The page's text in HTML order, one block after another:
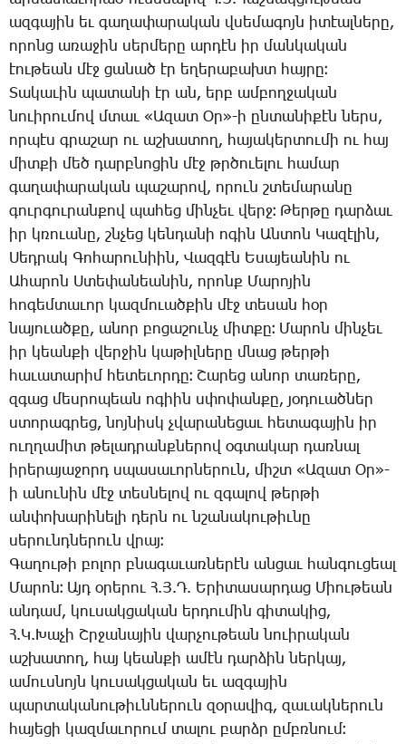
ազ­գա­յին եւ գա­ղա­փա­րա­կան վսե­մա­գոյն ի­տէալ­նե­րը,
ո­րոնց ա­ռա­ջին սեր­մե­րը ար­դէն իր ման­կա­կան
էու­թեան մէջ ցա­նած էր ե­ղե­րա­բախտ հայ­րը։
­Տա­կա­ւին պա­տա­նի էր ան, երբ ամ­բող­ջա­կան
նո­ւի­րու­մով մտաւ «Ա­զատ Օր»-ի ըն­տա­նի­քէն ներս,
որ­պէս գրա­շար ու աշ­խա­տող, հա­յա­կեր­տու­մի ու հայ
միտ­քի մեծ դարբ­նո­ցին մէջ թրծո­ւե­լու հա­մար
գա­ղա­փա­րա­կան պա­շա­րով, ո­րուն շտե­մա­րա­նը
գուր­գու­րան­քով պա­հեց մին­չեւ վերջ։ ­Թեր­թը դար­ձաւ
իր կռո­ւա­նը, շնչեց կեն­դա­նի ո­գին Ան­տոն ­Կա­զէ­լին,
­Սեդ­րակ ­Գո­հա­րու­նիին, ­Վազ­գէն Ե­սա­յեա­նին ու
Ա­հա­րոն Ս­տե­փա­նեա­նին, ո­րոնք ­Մա­րո­յին
հո­գեմ­տա­ւոր կազ­մո­ւած­քին մէջ տե­սան հօր
նա­յո­ւած­քը, ա­նոր բո­ցա­շունչ միտ­քը։ ­Մա­րոն մին­չեւ
իր կեան­քի վեր­ջին կա­թիլ­նե­րը մնաց թեր­թի
հա­ւա­տա­րիմ հե­տե­ւոր­դը։ ­Շա­րեց ա­նոր տա­ռե­րը,
զգաց մես­րո­պեան ո­գիին սփո­փան­քը, յօ­դո­ւած­ներ
ստո­րագ­րեց, նոյ­նիսկ չվա­րա­նե­ցաւ հե­տա­գա­յին իր
ուղ­ղա­միտ թե­լադ­րանք­նե­րով օգ­տա­կար դառ­նալ
ի­րե­րա­յա­ջորդ սպա­սա­ւոր­նե­րուն, միշտ «Ա­զատ Օր»-
ի ա­նու­նին մէջ տես­նե­լով ու զգա­լով թեր­թի
ան­փո­խա­րի­նե­լի դերն ու նշա­նա­կու­թիւ­նը
սե­րունդ­նե­րուն վրայ։
­Գա­ղու­թի բո­լոր բնա­գա­ւառ­նե­րէն ան­ցաւ հան­գու­ցեալ
­Մա­րոն։ Այդ օ­րե­րու Հ.Յ.Դ. Ե­րի­տա­սար­դաց ­Միու­թեան
ան­դամ, կու­սակ­ցա­կան եր­դու­մին գի­տա­կից,
Հ.Կ.­Խա­չի Շր­ջա­նա­յին վար­չու­թեան նո­ւի­րա­կան
աշ­խա­տող, հայ կեան­քի ա­մէն դար­ձին ներ­կայ,
ա­մուս­նոյն կու­սակ­ցա­կան եւ ազ­գա­յին
պար­տա­կա­նու­թիւն­նե­րուն զօ­րա­վիգ, զա­ւակ­նե­րուն
հա­յե­ցի կազ­մա­ւո­րում տա­լու բարձր ըմբռ­նում։